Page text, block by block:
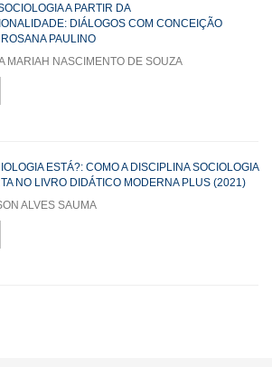
A PARTIR DA
DIÁLOGOS COM CONCEIÇÃO
PAULINO
MARIAH NASCIMENTO DE SOUZA
ESTÁ?: COMO A DISCIPLINA SOCIOLOGIA
NO LIVRO DIDÁTICO MODERNA PLUS (2021)
ALVES SAUMA